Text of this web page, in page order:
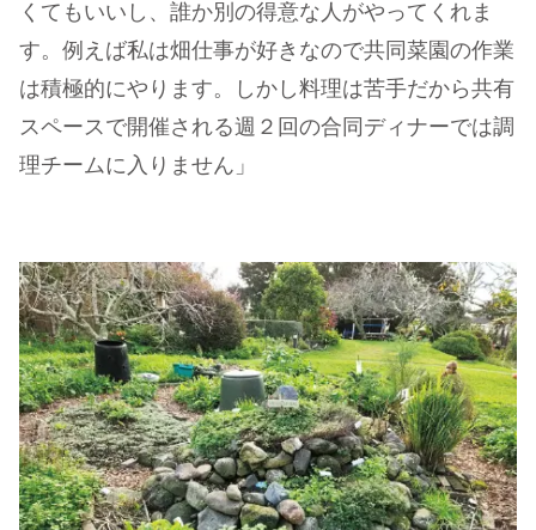
くてもいいし、誰か別の得意な人がやってくれま
す。例えば私は畑仕事が好きなので共同菜園の作業
は積極的にやります。しかし料理は苦手だから共有
スペースで開催される週２回の合同ディナーでは調
理チームに入りません」